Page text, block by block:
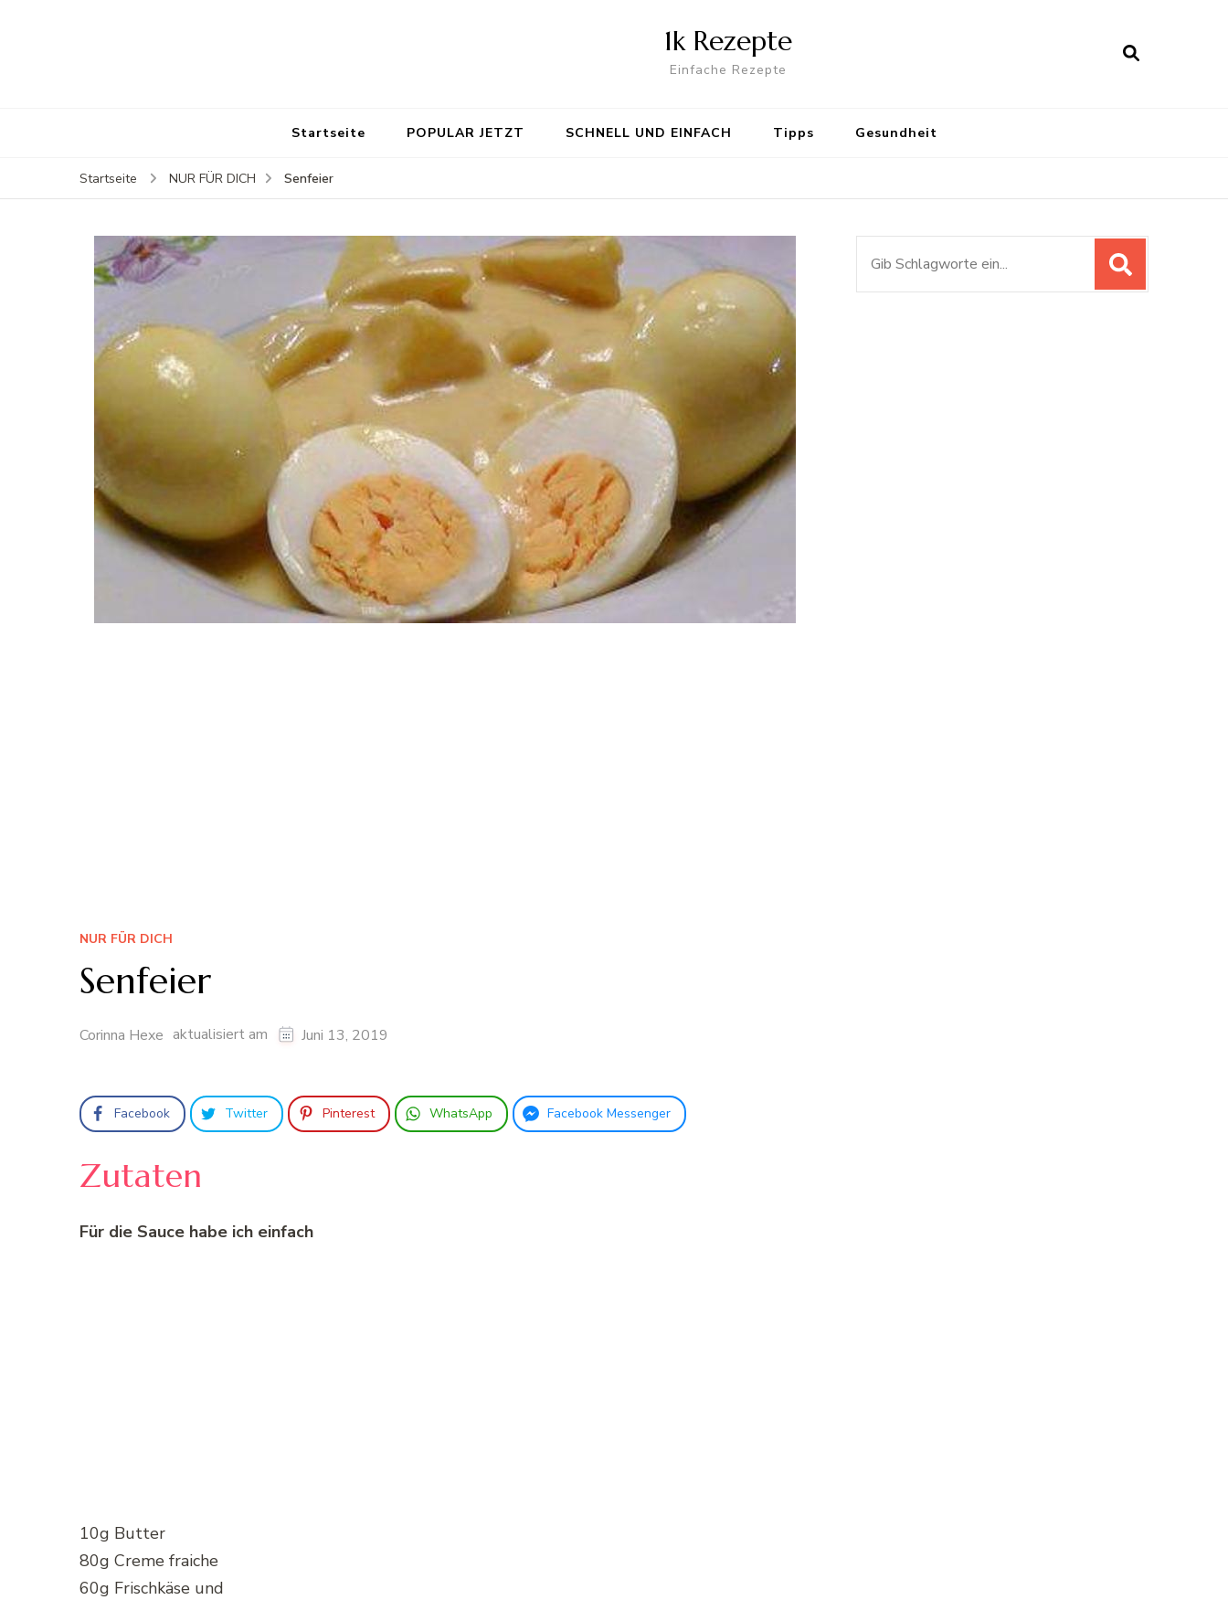
1k Rezepte
Einfache Rezepte
Startseite POPULAR JETZT SCHNELL UND EINFACH Tipps Gesundheit
Startseite NUR FÜR DICH Senfeier
NUR FÜR DICH
Senfeier
Corinna Hexe aktualisiert am Juni 13, 2019
Facebook Twitter Pinterest WhatsApp Facebook Messenger
Zutaten
Für die Sauce habe ich einfach
10g Butter
80g Creme fraiche
60g Frischkäse und